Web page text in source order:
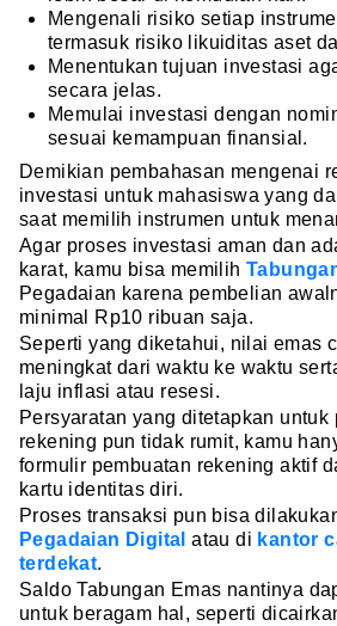
Mengenali risiko setiap
termasuk risiko likuiditas aset
Menentukan tujuan investasi
secara jelas.
Memulai investasi dengan
sesuai kemampuan finansial.
Demikian pembahasan mengenai
investasi untuk mahasiswa yang
saat memilih instrumen untuk
Agar proses investasi aman dan
karat, kamu bisa memilih
Pegadaian karena pembelian
minimal Rp10 ribuan saja.
Seperti yang diketahui, nilai emas
meningkat dari waktu ke waktu
laju inflasi atau resesi.
Persyaratan yang ditetapkan untuk
rekening pun tidak rumit, kamu
formulir pembuatan rekening aktif
kartu identitas diri.
Proses transaksi pun bisa
Pegadaian Digital atau di kantor
terdekat.
Saldo Tabungan Emas nantinya
untuk beragam hal, seperti